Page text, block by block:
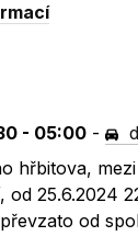
- 05:00 -
hřbitova,
25.6.2024
od